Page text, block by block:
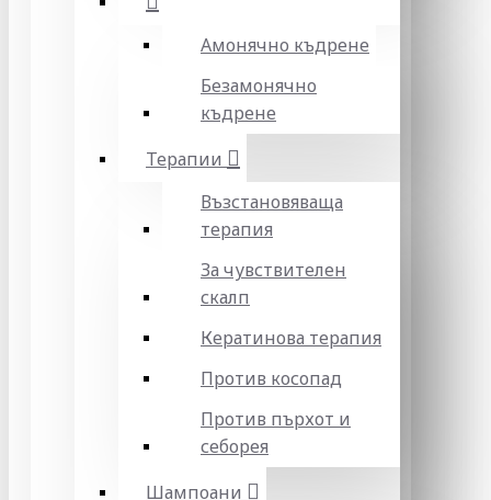
Амонячно къдрене
Безамонячно
къдрене
Терапии
Възстановяваща
терапия
За чувствителен
скалп
Кератинова терапия
Против косопад
Против пърхот и
себорея
Шампоани